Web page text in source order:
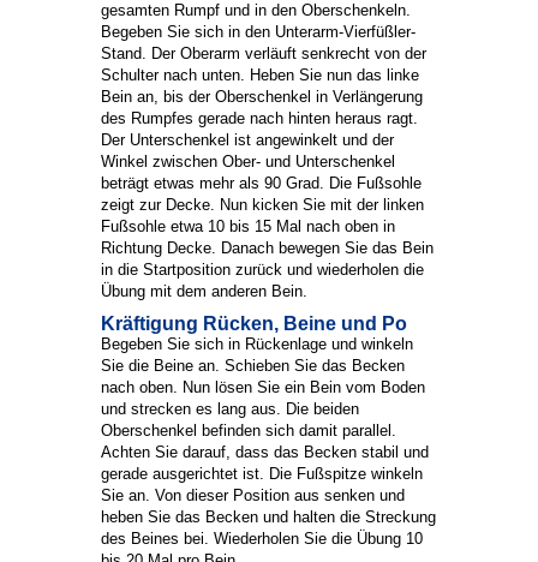
gesamten Rumpf und in den Oberschenkeln.
Begeben Sie sich in den Unterarm-Vierfüßler-
Stand. Der Oberarm verläuft senkrecht von der
Schulter nach unten. Heben Sie nun das linke
Bein an, bis der Oberschenkel in Verlängerung
des Rumpfes gerade nach hinten heraus ragt.
Der Unterschenkel ist angewinkelt und der
Winkel zwischen Ober- und Unterschenkel
beträgt etwas mehr als 90 Grad. Die Fußsohle
zeigt zur Decke. Nun kicken Sie mit der linken
Fußsohle etwa 10 bis 15 Mal nach oben in
Richtung Decke. Danach bewegen Sie das Bein
in die Startposition zurück und wiederholen die
Übung mit dem anderen Bein.
Kräftigung Rücken, Beine und Po
Begeben Sie sich in Rückenlage und winkeln
Sie die Beine an. Schieben Sie das Becken
nach oben. Nun lösen Sie ein Bein vom Boden
und strecken es lang aus. Die beiden
Oberschenkel befinden sich damit parallel.
Achten Sie darauf, dass das Becken stabil und
gerade ausgerichtet ist. Die Fußspitze winkeln
Sie an. Von dieser Position aus senken und
heben Sie das Becken und halten die Streckung
des Beines bei. Wiederholen Sie die Übung 10